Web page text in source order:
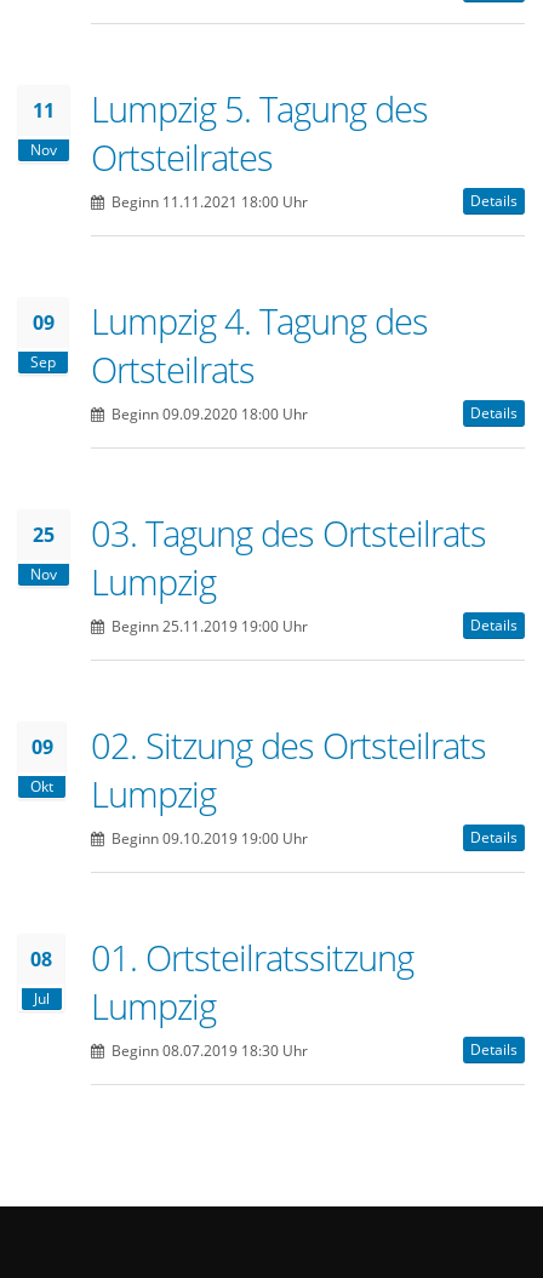
11
Nov
Lumpzig 5. Tagung des
Ortsteilrates
Beginn 11.11.2021 18:00 Uhr Details
09
Sep
Lumpzig 4. Tagung des
Ortsteilrats
Beginn 09.09.2020 18:00 Uhr Details
25
Nov
03. Tagung des Ortsteilrats
Lumpzig
Beginn 25.11.2019 19:00 Uhr Details
09
Okt
02. Sitzung des Ortsteilrats
Lumpzig
Beginn 09.10.2019 19:00 Uhr Details
08
Jul
01. Ortsteilratssitzung
Lumpzig
Beginn 08.07.2019 18:30 Uhr Details